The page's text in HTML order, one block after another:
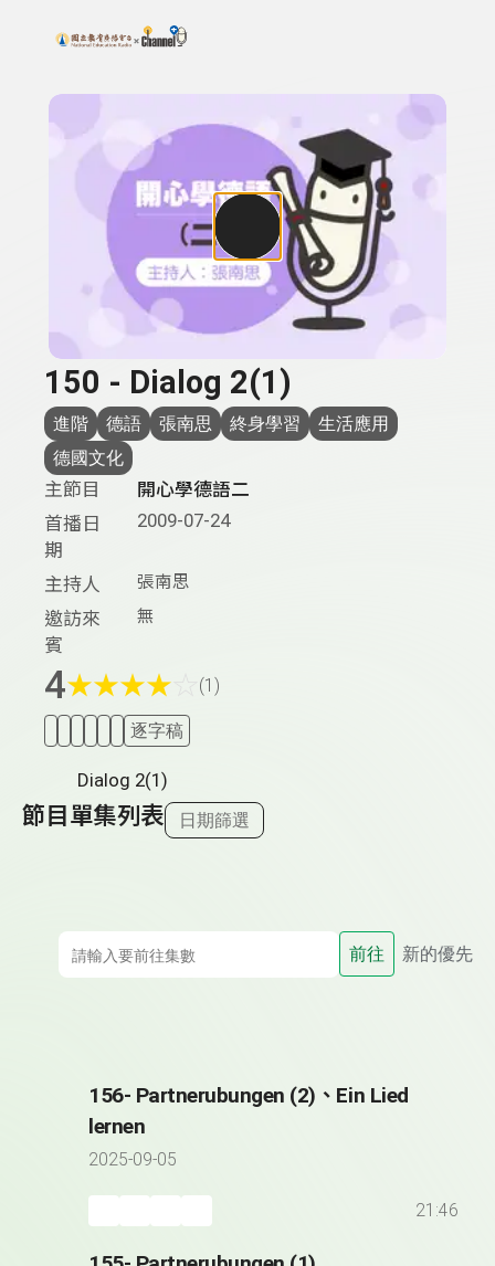
上方功能區塊
搜尋關鍵字：可輸入節目名稱、主持人或關鍵字
150 - Dialog 2(1)
進階 德語 張南思 終身學習
生活應用
德國文化
主節目
開心學德語二
首播日
期
2009-07-24
主持人 張南思
邀訪來
賓
無
4★★★★ (1)
逐字稿
Dialog 2(1)
節目單集列表 日期篩選
前往 新的優先
156- Partnerubungen (2)、Ein Lied
lernen
2025-09-05
21:46